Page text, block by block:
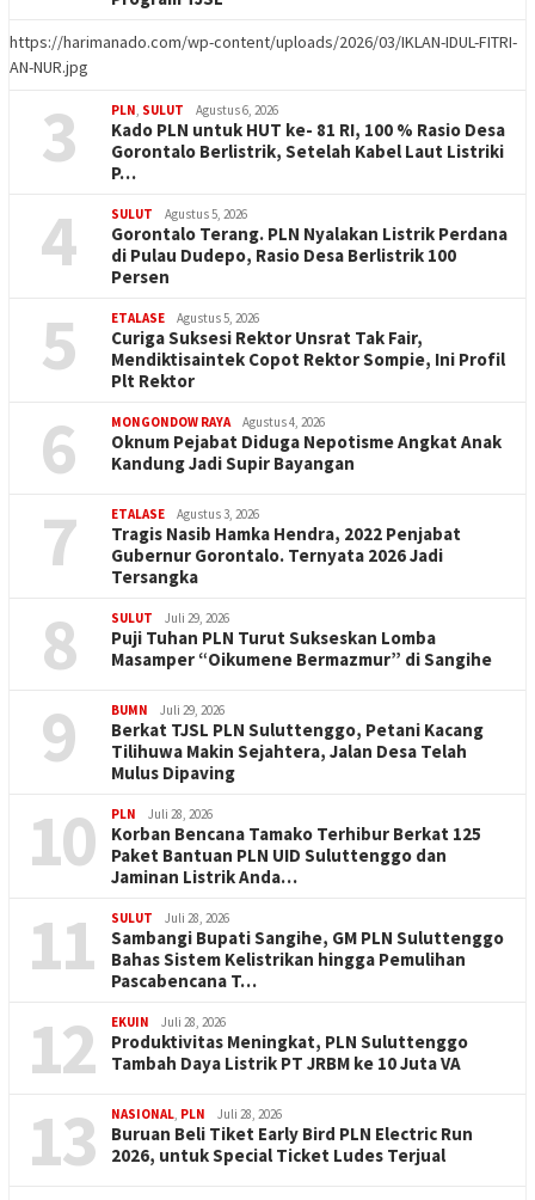
https://harimanado.com/wp-content/uploads/2026/03/IKLAN-IDUL-FITRI-
AN-NUR.jpg
3 PLN SULUT Agustus 6, 2026
Kado PLN untuk HUT ke- 81 RI, 100 % Rasio Desa
Gorontalo Berlistrik, Setelah Kabel Laut Listriki
P…
4 SULUT Agustus 5, 2026
Gorontalo Terang. PLN Nyalakan Listrik Perdana
di Pulau Dudepo, Rasio Desa Berlistrik 100
Persen
5 ETALASE Agustus 5, 2026
Curiga Suksesi Rektor Unsrat Tak Fair,
Mendiktisaintek Copot Rektor Sompie, Ini Profil
Plt Rektor
6 MONGONDOW RAYA Agustus 4, 2026
Oknum Pejabat Diduga Nepotisme Angkat Anak
Kandung Jadi Supir Bayangan
7 ETALASE Agustus 3, 2026
Tragis Nasib Hamka Hendra, 2022 Penjabat
Gubernur Gorontalo. Ternyata 2026 Jadi
Tersangka
8 SULUT Juli 29, 2026
Puji Tuhan PLN Turut Sukseskan Lomba
Masamper “Oikumene Bermazmur” di Sangihe
9 BUMN Juli 29, 2026
Berkat TJSL PLN Suluttenggo, Petani Kacang
Tilihuwa Makin Sejahtera, Jalan Desa Telah
Mulus Dipaving
10 PLN Juli 28, 2026
Korban Bencana Tamako Terhibur Berkat 125
Paket Bantuan PLN UID Suluttenggo dan
Jaminan Listrik Anda…
11 SULUT Juli 28, 2026
Sambangi Bupati Sangihe, GM PLN Suluttenggo
Bahas Sistem Kelistrikan hingga Pemulihan
Pascabencana T…
12 EKUIN Juli 28, 2026
Produktivitas Meningkat, PLN Suluttenggo
Tambah Daya Listrik PT JRBM ke 10 Juta VA
13 NASIONAL PLN Juli 28, 2026
Buruan Beli Tiket Early Bird PLN Electric Run
2026, untuk Special Ticket Ludes Terjual